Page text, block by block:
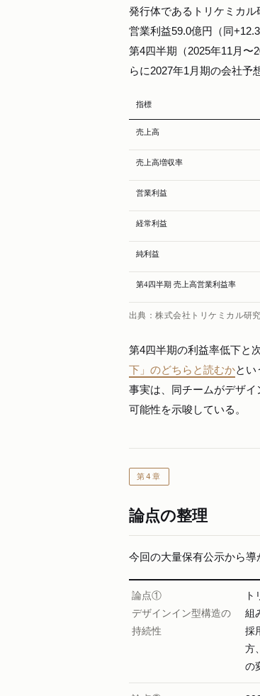
発行体であるトリケミカル
営業利益59.0億円（同
第4四半期（2025年11月〜
らに2027年1月期の会社予
指標
売上高
売上高増収率
営業利益
経常利益
純利益
第4四半期 売上高営業利益率
出典：株式会社トリケミカル研
第4四半期の利益率低下と
下」のどちらと読むかとい
事実は、同チームがデザ
可能性を示唆している。
第4章
論点の整理
今回の大量保有公示から導
論点①
デザインイン型構造の
持続性
組
採
方
の